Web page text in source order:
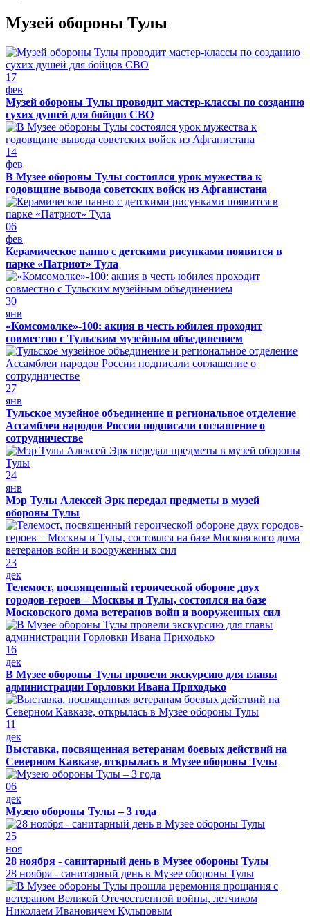
Музей обороны Тулы
17
фев
Музей обороны Тулы проводит мастер-классы по созданию
сухих душей для бойцов СВО
14
фев
В Музее обороны Тулы состоялся урок мужества к
годовщине вывода советских войск из Афганистана
06
фев
Керамическое панно с детскими рисунками появится в
парке «Патриот» Тула
30
янв
«Комсомолке»-100: акция в честь юбилея проходит
совместно с Тульским музейным объединением
27
янв
Тульское музейное объединение и региональное отделение
Ассамблеи народов России подписали соглашение о
сотрудничестве
24
янв
Мэр Тулы Алексей Эрк передал предметы в музей
обороны Тулы
23
дек
Телемост, посвященный героической обороне двух
городов-героев – Москвы и Тулы, состоялся на базе
Московского дома ветеранов войн и вооруженных сил
16
дек
В Музее обороны Тулы провели экскурсию для главы
администрации Горловки Ивана Приходько
11
дек
Выставка, посвященная ветеранам боевых действий на
Северном Кавказе, открылась в Музее обороны Тулы
06
дек
Музею обороны Тулы – 3 года
25
ноя
28 ноября - санитарный день в Музее обороны Тулы
28 ноября - санитарный день в Музее обороны Тулы